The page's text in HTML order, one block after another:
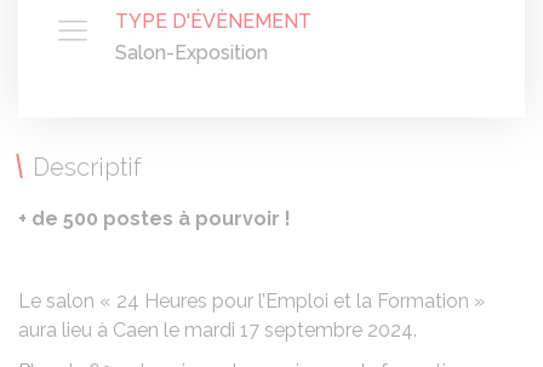
TYPE D'ÉVÈNEMENT
Salon-Exposition
Descriptif
+ de 500 postes à pourvoir !
Le salon « 24 Heures pour l’Emploi et la Formation »
aura lieu à Caen le mardi 17 septembre 2024.